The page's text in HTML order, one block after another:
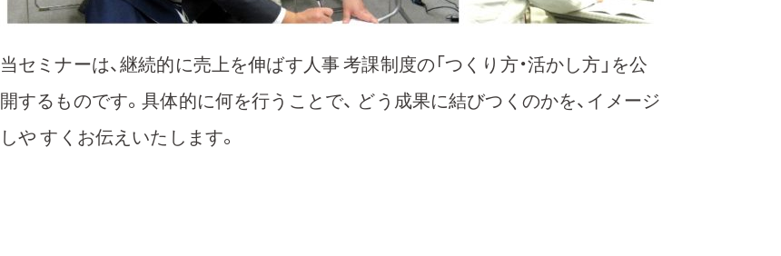
当セミナーは、継続的に売上を伸ばす人事 考課制度の「つくり方・活かし方」を公
開するものです。具体的に何を行うことで、 どう成果に結びつくのかを、イメージ
しや すくお伝えいたします。